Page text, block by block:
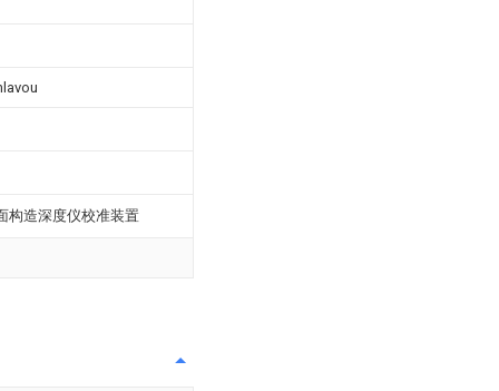
构造深度仪校准装置